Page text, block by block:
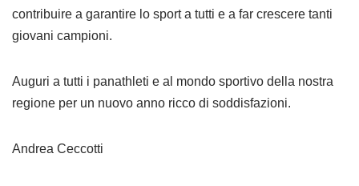
contribuire a garantire lo sport a tutti e a far crescere tanti
giovani campioni.
Auguri a tutti i panathleti e al mondo sportivo della nostra
regione per un nuovo anno ricco di soddisfazioni.
Andrea Ceccotti